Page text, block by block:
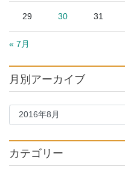
29 30 31
« 7月
月別アーカイブ
カテゴリー